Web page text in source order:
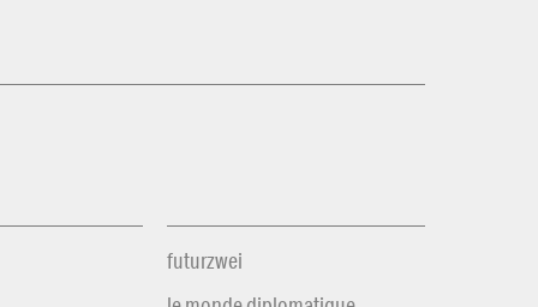
futurzwei